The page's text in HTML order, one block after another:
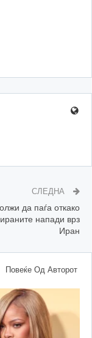
СЛЕДНА
да паѓа откако
напади врз
Иран
Повеќе Од Авторот